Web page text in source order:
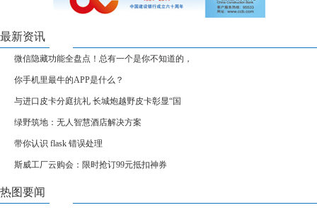
最新资讯
微信隐藏功能全盘点！总有一个是你不知道的，
你手机里最牛的APP是什么？
与进口皮卡分庭抗礼 长城炮越野皮卡彰显“国
绿野筑地：无人智慧酒店解决方案
带你认识 flask 错误处理
斯威工厂云购会：限时抢订99元抵扣神券
热图要闻